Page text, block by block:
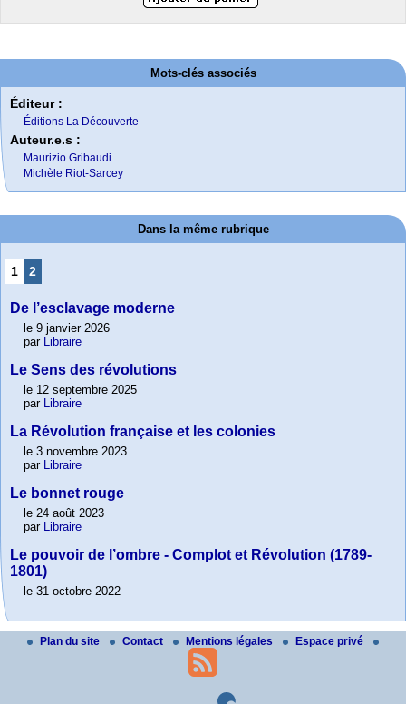
Mots-clés associés
Éditeur :
Éditions La Découverte
Auteur.e.s :
Maurizio Gribaudi
Michèle Riot-Sarcey
Dans la même rubrique
1 2
De l’esclavage moderne
le 9 janvier 2026
par Libraire
Le Sens des révolutions
le 12 septembre 2025
par Libraire
La Révolution française et les colonies
le 3 novembre 2023
par Libraire
Le bonnet rouge
le 24 août 2023
par Libraire
Le pouvoir de l’ombre - Complot et Révolution (1789-
1801)
le 31 octobre 2022
Plan du site Contact Mentions légales Espace privé